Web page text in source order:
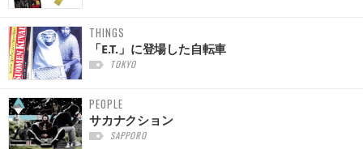
THINGS
「E.T.」に登場した自転車
TOKYO
PEOPLE
サカナクション
SAPPORO